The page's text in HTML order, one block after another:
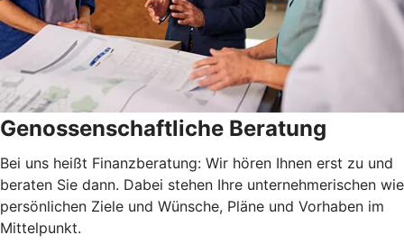
Genossenschaftliche Beratung
Bei uns heißt Finanzberatung: Wir hören Ihnen erst zu und
beraten Sie dann. Dabei stehen Ihre unternehmerischen wie
persönlichen Ziele und Wünsche, Pläne und Vorhaben im
Mittelpunkt.